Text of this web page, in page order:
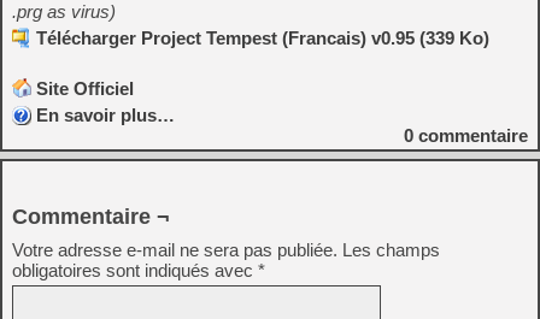
.prg as virus)
Télécharger Project Tempest (Francais) v0.95 (339 Ko)
Site Officiel
En savoir plus…
0 commentaire
Commentaire ¬
Votre adresse e-mail ne sera pas publiée. Les champs
obligatoires sont indiqués avec *